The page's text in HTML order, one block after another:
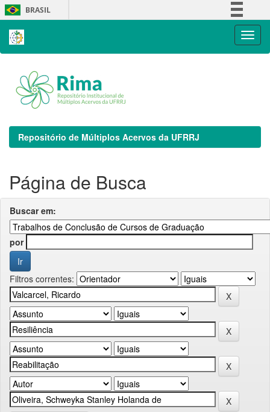
Skip
navigation
BRASIL
Repositório de Múltiplos Acervos da UFRRJ
Página de Busca
Buscar em:
por
Filtros correntes: